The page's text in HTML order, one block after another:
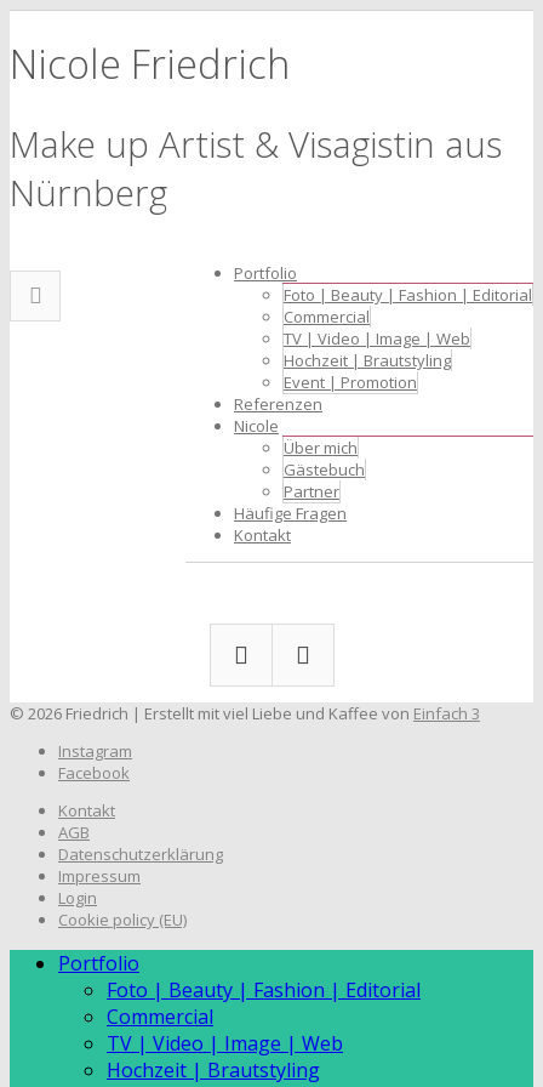
Nicole Friedrich
Make up Artist & Visagistin aus
Nürnberg
Portfolio
Foto | Beauty | Fashion | Editorial
Commercial
TV | Video | Image | Web
Hochzeit | Brautstyling
Event | Promotion
Referenzen
Nicole
Über mich
Gästebuch
Partner
Häufige Fragen
Kontakt
© 2026 Friedrich | Erstellt mit viel Liebe und Kaffee von Einfach 3
Instagram
Facebook
Kontakt
AGB
Datenschutzerklärung
Impressum
Login
Cookie policy (EU)
Portfolio
Foto | Beauty | Fashion | Editorial
Commercial
TV | Video | Image | Web
Hochzeit | Brautstyling